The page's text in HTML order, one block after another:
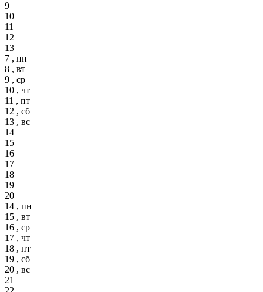
9
10
11
12
13
7 , пн
8 , вт
9 , ср
10 , чт
11 , пт
12 , сб
13 , вс
14
15
16
17
18
19
20
14 , пн
15 , вт
16 , ср
17 , чт
18 , пт
19 , сб
20 , вс
21